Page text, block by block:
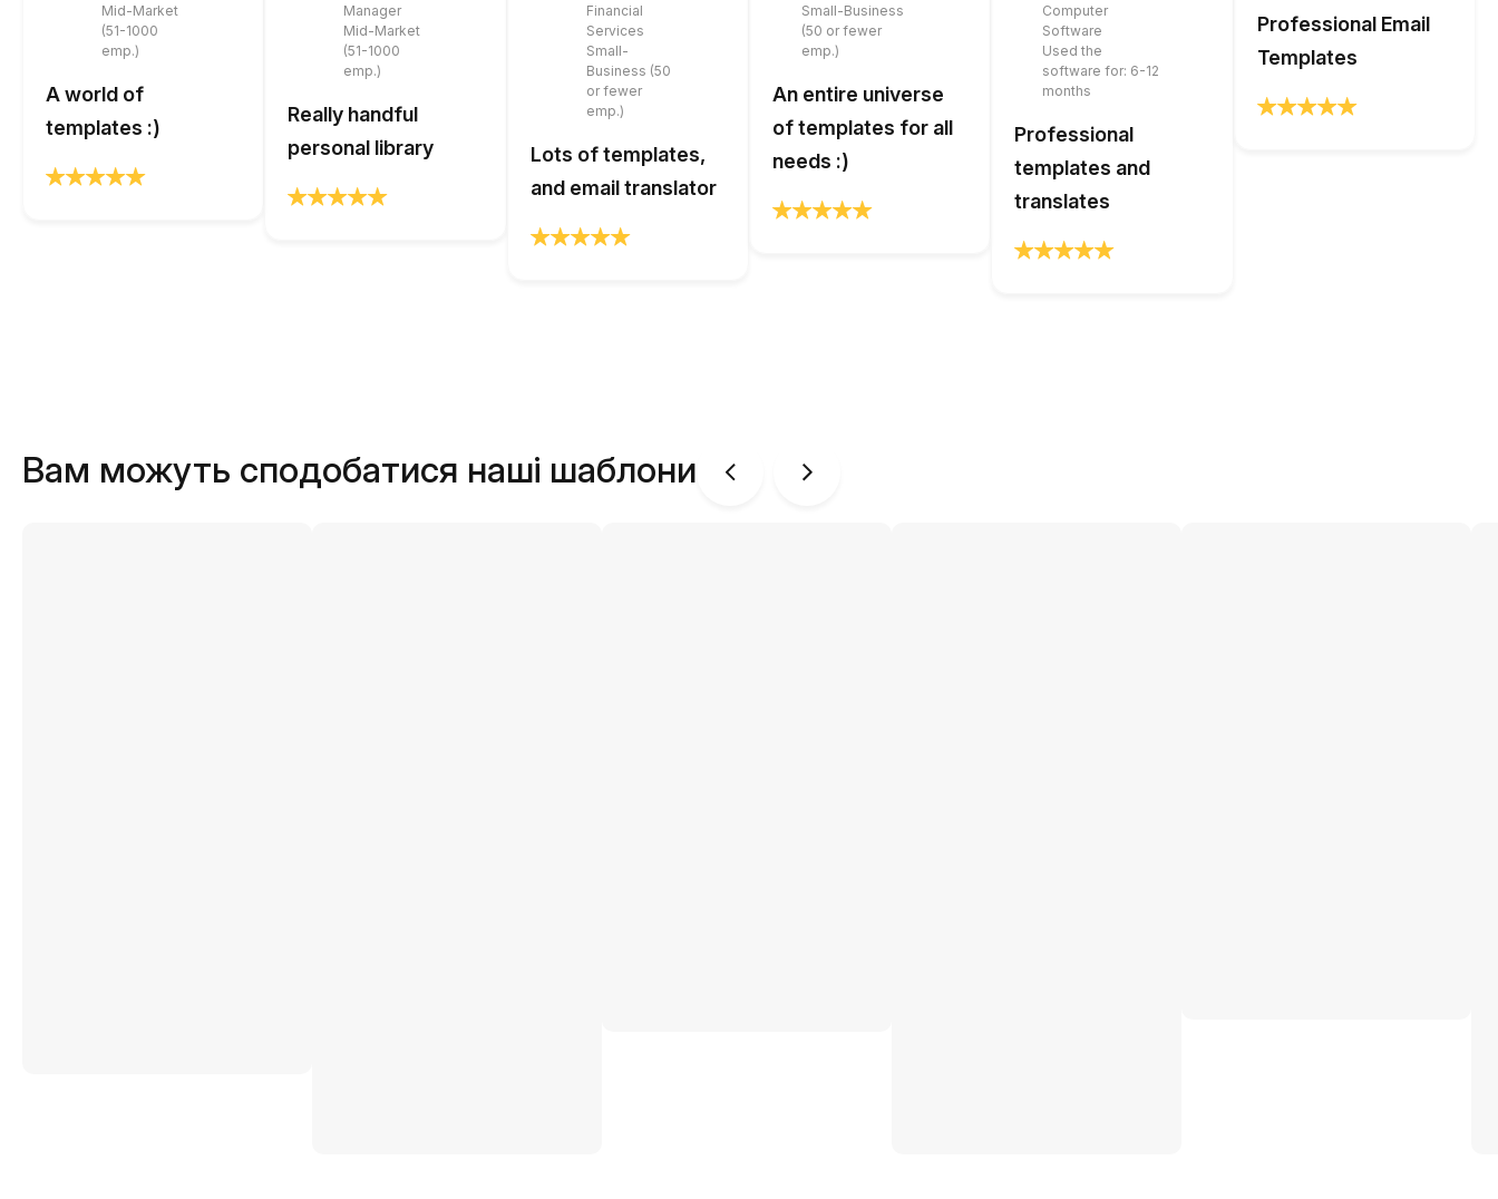
Mid-Market
(51-1000
emp.)
A world of
templates :)
Manager
Mid-Market
(51-1000
emp.)
Really handful
personal library
Financial
Services
Small-
Business (50
or fewer
emp.)
Lots of templates,
and email translator
Small-Business
(50 or fewer
emp.)
An entire universe
of templates for all
needs :)
Computer
Software
Used the
software for: 6-12
months
Professional
templates and
translates
Professional Email
Templates
Вам можуть сподобатися наші шаблони